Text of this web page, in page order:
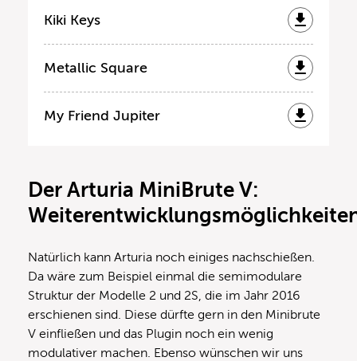
Kiki Keys
Metallic Square
My Friend Jupiter
Der Arturia MiniBrute V:
Natürlich kann Arturia noch einiges nachschießen.
Da wäre zum Beispiel einmal die semimodulare
Struktur der Modelle 2 und 2S, die im Jahr 2016
erschienen sind. Diese dürfte gern in den Minibrute
V einfließen und das Plugin noch ein wenig
modulativer machen. Ebenso wünschen wir uns